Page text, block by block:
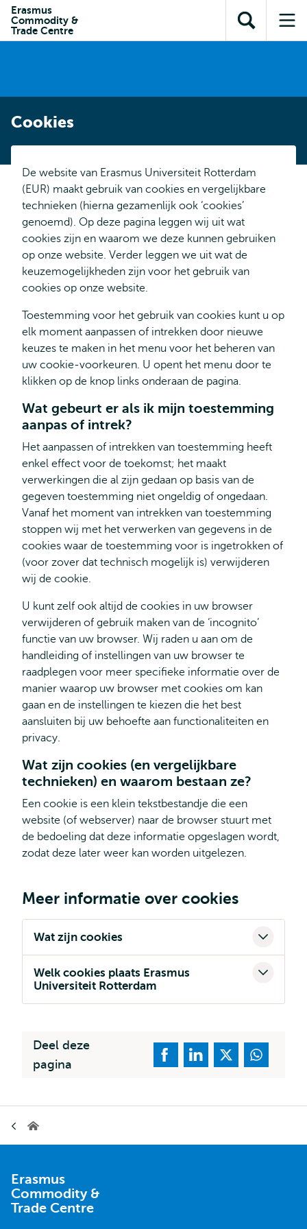
inhoud
Direct naar
subnavigatie
Erasmus
Commodity &
Trade Centre
Toon
zoekveld
Cookies
De website van Erasmus Universiteit Rotterdam
(EUR) maakt gebruik van cookies en vergelijkbare
technieken (hierna gezamenlijk ook ‘cookies’
genoemd). Op deze pagina leggen wij uit wat
cookies zijn en waarom we deze kunnen gebruiken
op onze website. Verder leggen we uit wat de
keuzemogelijkheden zijn voor het gebruik van
cookies op onze website.
Toestemming voor het gebruik van cookies kunt u op
elk moment aanpassen of intrekken door nieuwe
keuzes te maken in het menu voor het beheren van
uw cookie-voorkeuren. U opent het menu door te
klikken op de knop links onderaan de pagina.
Wat gebeurt er als ik mijn toestemming
aanpas of intrek?
Het aanpassen of intrekken van toestemming heeft
enkel effect voor de toekomst; het maakt
verwerkingen die al zijn gedaan op basis van de
gegeven toestemming niet ongeldig of ongedaan.
Vanaf het moment van intrekken van toestemming
stoppen wij met het verwerken van gegevens in de
cookies waar de toestemming voor is ingetrokken of
(voor zover dat technisch mogelijk is) verwijderen
wij de cookie.
U kunt zelf ook altijd de cookies in uw browser
verwijderen of gebruik maken van de ‘incognito’
functie van uw browser. Wij raden u aan om de
handleiding of instellingen van uw browser te
raadplegen voor meer specifieke informatie over de
manier waarop uw browser met cookies om kan
gaan en de instellingen te kiezen die het best
aansluiten bij uw behoefte aan functionaliteiten en
privacy.
Wat zijn cookies (en vergelijkbare
technieken) en waarom bestaan ze?
Een cookie is een klein tekstbestandje die een
website (of webserver) naar de browser stuurt met
de bedoeling dat deze informatie opgeslagen wordt,
zodat deze later weer kan worden uitgelezen.
Meer informatie over cookies
Wat zijn cookies
Welk cookies plaats Erasmus
Universiteit Rotterdam
Deel deze
pagina
Erasmus
Erasmus
Commodity &
Trade Centre